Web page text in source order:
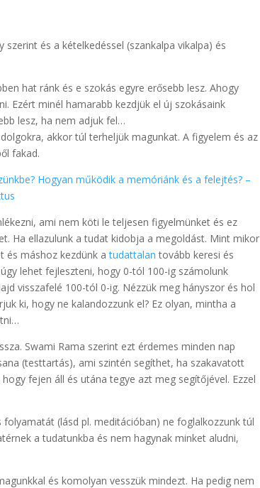
és a kételkedéssel (szankalpa vikalpa) és
hat ránk és e szokás egyre erősebb lesz. Ahogy
Ezért minél hamarabb kezdjük el új szokásaink
lesz, ha nem adjuk fel…
akkor túl terheljük magunkat. A figyelem és az
fakad.
Hogyan működik a memóriánk és a felejtés? –
ami nem köti le teljesen figyelmünket és ez
Ha ellazulunk a tudat kidobja a megoldást. Mint mikor
és máshoz kezdünk atudattalantovább keresi és
lehet fejleszteni, hogy 0-tól 100-ig számolunk
visszafelé 100-tól 0-ig. Nézzük meg hányszor és hol
ki, hogy ne kalandozzunk el? Ez olyan, mintha a
Swami Rama szerint ezt érdemes minden nap
(testtartás), ami szintén segíthet, ha szakavatott
fejen áll és utána tegye azt meg segítőjével. Ezzel
(lásd pl. meditációban) ne foglalkozzunk túl
a tudatunkba és nem hagynak minket aludni,
és komolyan vesszük mindezt. Ha pedig nem